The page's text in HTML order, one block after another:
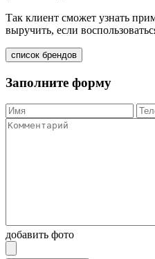
Так клиент сможет узнать
выручить, если
список брендов
Заполните форму
добавить фото